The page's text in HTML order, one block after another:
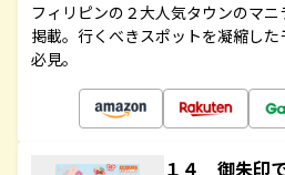
フィリピンの２大人気タウンのマ
掲載。行くべきスポットを凝縮し
必見。
１４ 御朱印